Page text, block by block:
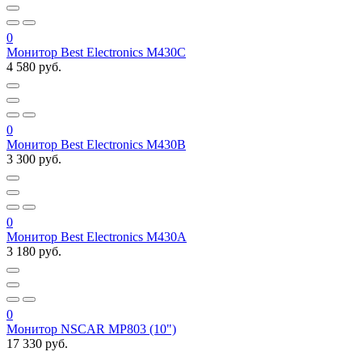
0
Монитор Best Electronics M430C
4 580 руб.
0
Монитор Best Electronics M430В
3 300 руб.
0
Монитор Best Electronics M430A
3 180 руб.
0
Монитор NSCAR MP803 (10")
17 330 руб.